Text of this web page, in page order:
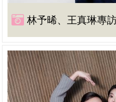
林予晞、王真琳專